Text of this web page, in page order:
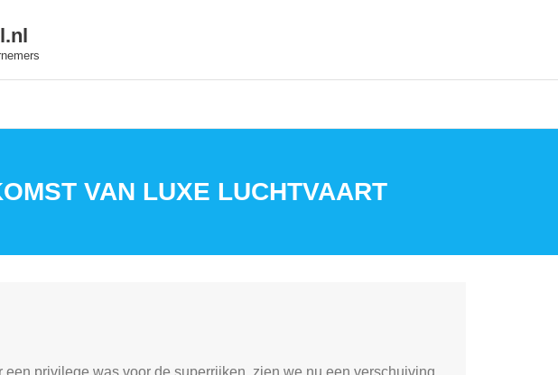
VAN LUXE LUCHTVAART
privilege was voor de superrijken, zien we nu een verschuiving